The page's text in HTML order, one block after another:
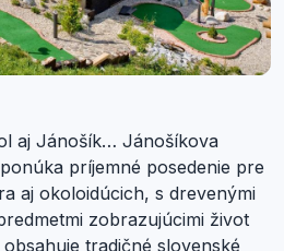
aj Jánošík… Jánošíkova
príjemné posedenie pre
aj okoloidúcich, s drevenými
zobrazujúcimi život
tradičné slovenské